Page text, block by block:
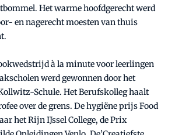
Het warme hoofdgerecht werd
en nagerecht moesten van thuis
à la minute voor leerlingen
werd gewonnen door het
Schule. Het Berufskolleg haalt
over de grens. De hygiëne prijs Food
het Rijn IJssel College, de Prix